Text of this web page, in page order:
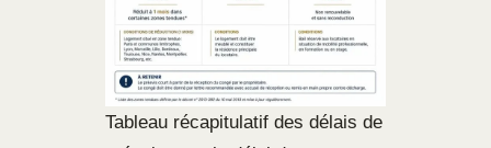
Tableau récapitulatif des délais de